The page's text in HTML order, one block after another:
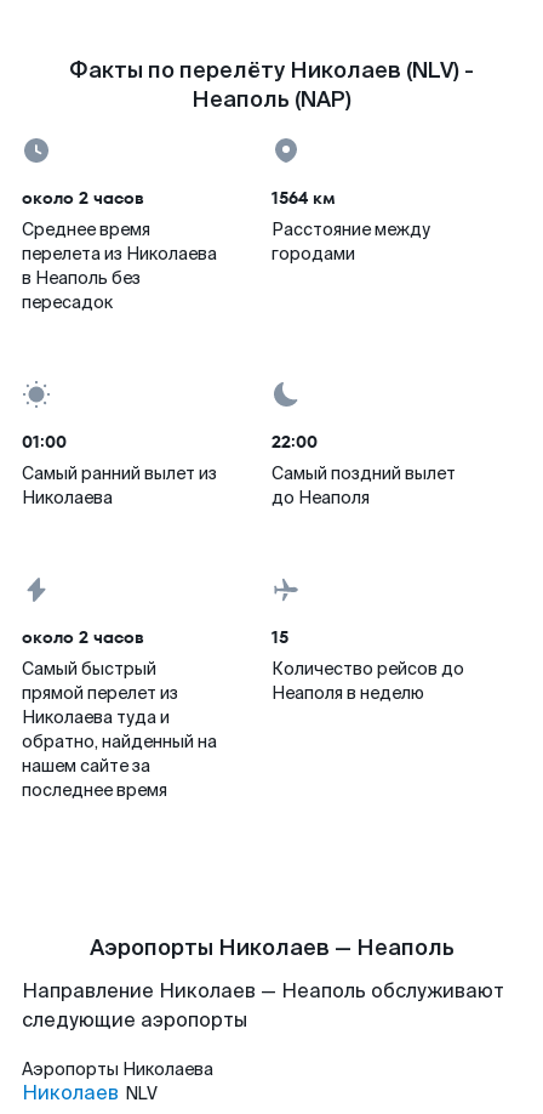
Факты по перелёту Николаев (NLV) -
Неаполь (NAP)
около 2 часов
Среднее время
перелета из Николаева
в Неаполь без
пересадок
1564 км
Расстояние между
городами
01:00
Самый ранний вылет из
Николаева
22:00
Самый поздний вылет
до Неаполя
около 2 часов
Самый быстрый
прямой перелет из
Николаева туда и
обратно, найденный на
нашем сайте за
последнее время
15
Количество рейсов до
Неаполя в неделю
Аэропорты Николаев — Неаполь
Направление Николаев — Неаполь обслуживают
следующие аэропорты
Аэропорты Николаева
Николаев NLV